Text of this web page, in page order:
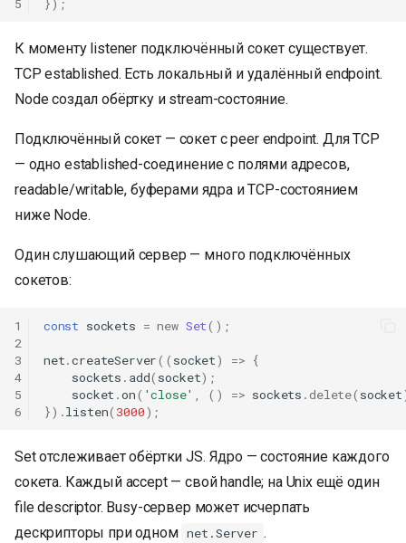
5 });
К моменту listener подключённый сокет существует.
TCP established. Есть локальный и удалённый endpoint.
Node создал обёртку и stream-состояние.
Подключённый сокет — сокет с peer endpoint. Для TCP
— одно established-соединение с полями адресов,
readable/writable, буферами ядра и TCP-состоянием
ниже Node.
Один слушающий сервер — много подключённых
сокетов:
1
2
3
4
5
6
const sockets = new Set();
net.createServer(( socket) => {
sockets . add( socket);
socket .on( 'close' , () => sockets .delete( socket
}).listen( 3000);
Set отслеживает обёртки JS. Ядро — состояние каждого
сокета. Каждый accept — свой handle; на Unix ещё один
file descriptor. Busy-сервер может исчерпать
дескрипторы при одном net.Server .